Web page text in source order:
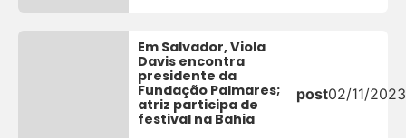
Em Salvador, Viola
Davis encontra
presidente da
Fundação Palmares;
atriz participa de
festival na Bahia
post02/11/2023